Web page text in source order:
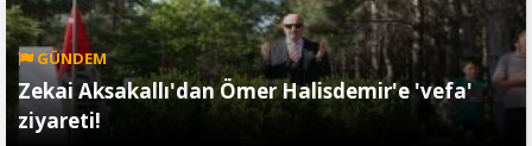
GÜNDEM
Zekai Aksakallı'dan Ömer Halisdemir'e 'vefa'
ziyareti!